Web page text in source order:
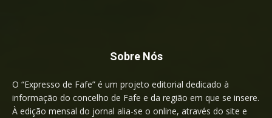
Sobre Nós
O “Expresso de Fafe” é um projeto editorial dedicado à
informação do concelho de Fafe e da região em que se insere.
À edição mensal do jornal alia-se o online, através do site e